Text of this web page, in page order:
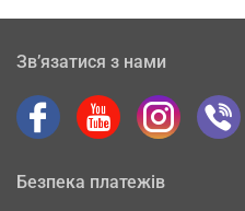
Зв’язатися з нами
Безпека платежів